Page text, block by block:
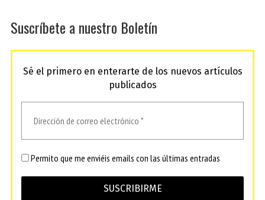
Suscríbete a nuestro Boletín
Sé el primero en enterarte de los nuevos artículos
publicados
Permito que me enviéis emails con las últimas entradas